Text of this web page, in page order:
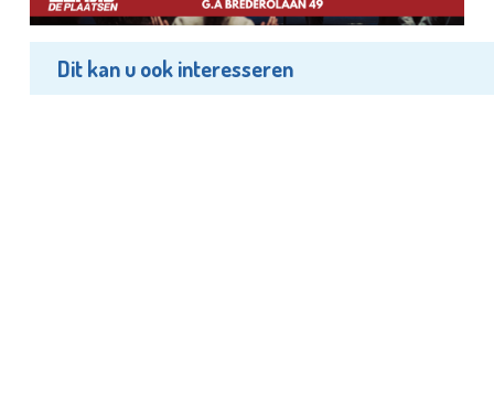
Dit kan u ook interesseren